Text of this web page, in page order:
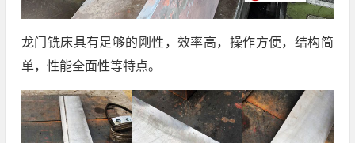
龙门铣床具有足够的刚性，效率高，操作方便，结构简
单，性能全面性等特点。